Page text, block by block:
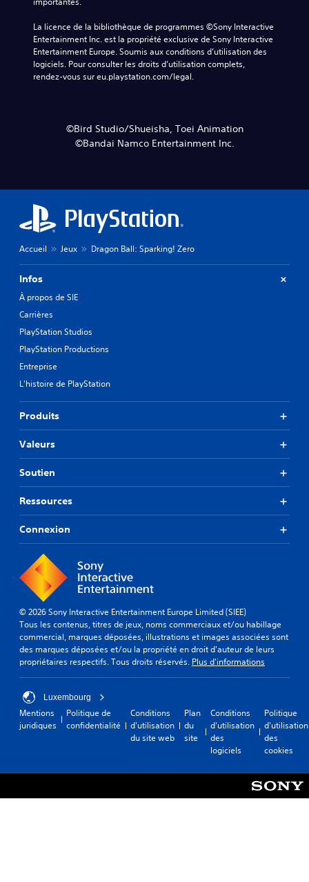
La licence de la bibliothèque de programmes ©Sony Interactive
Entertainment Inc. est la propriété exclusive de Sony Interactive
Entertainment Europe. Soumis aux conditions d’utilisation des
logiciels. Pour consulter les droits d’utilisation complets,
rendez-vous sur eu.playstation.com/legal.
©Bird Studio/Shueisha, Toei Animation
©Bandai Namco Entertainment Inc.
Accueil Jeux Dragon Ball: Sparking! Zero
Infos
À propos de SIE
Carrières
PlayStation Studios
PlayStation Productions
Entreprise
L'histoire de PlayStation
Produits
Valeurs
Soutien
Ressources
Connexion
© 2026 Sony Interactive Entertainment Europe Limited (SIEE)
Tous les contenus, titres de jeux, noms commerciaux et/ou habillage
commercial, marques déposées, illustrations et images associées sont
des marques déposées et/ou la propriété en droit d'auteur de leurs
propriétaires respectifs. Tous droits réservés. Plus d'informations
Luxembourg
Mentions
juridiques
Politique de
confidentialité
Conditions
d'utilisation
du site web
Plan
du
site
Conditions
d'utilisation
des
logiciels
Politique
d'utilisation
des
cookies